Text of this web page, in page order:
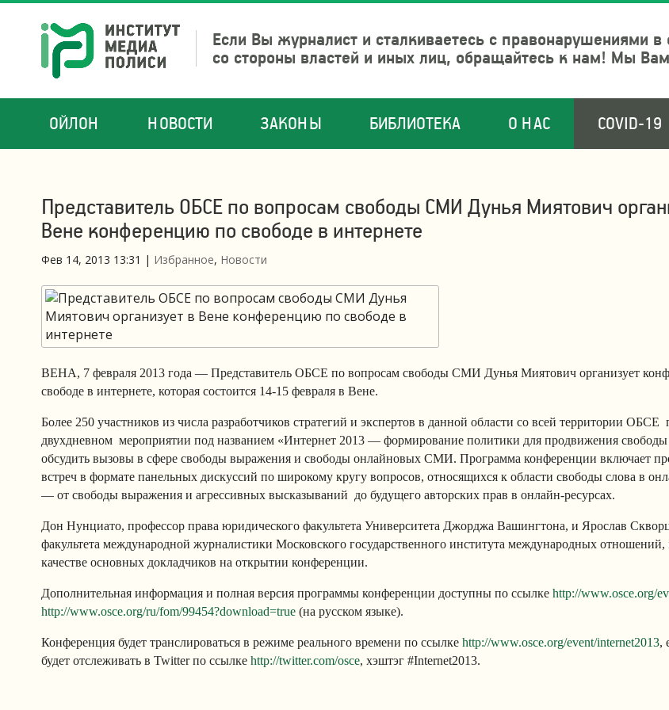
Если Вы журналист и сталкиваетесь с правонарушениями
со стороны властей и иных лиц, обращайтесь к нам! Мы
ОЙЛОН НОВОСТИ ЗАКОНЫ БИБЛИОТЕКА О НАС COVID-19
Представитель ОБСЕ по вопросам свободы СМИ Дунья Миятович
Вене конференцию по свободе в интернете
Фев 14, 2013 13:31 | Избранное, Новости
ВЕНА, 7 февраля 2013 года — Представитель ОБСЕ по вопросам свободы СМИ Дунья Миятович организует
свободе в интернете, которая состоится 14-15 февраля в Вене.
Более 250 участников из числа разработчиков стратегий и экспертов в данной области со всей территории ОБСЕ
двухдневном мероприятии под названием «Интернет 2013 — формирование политики для продвижения
обсудить вызовы в сфере свободы выражения и свободы онлайновых СМИ. Программа конференции включает
встреч в формате панельных дискуссий по широкому кругу вопросов, относящихся к области свободы слова в
— от свободы выражения и агрессивных высказываний до будущего авторских прав в онлайн-ресурсах.
Дон Нунциато, профессор права юридического факультета Университета Джорджа Вашингтона, и Ярослав
факультета международной журналистики Московского государственного института международных отношений,
качестве основных докладчиков на открытии конференции.
Дополнительная информация и полная версия программы конференции доступны по ссылке http://www.osce.org/
http://www.osce.org/ru/fom/99454?download=true (на русском языке).
Конференция будет транслироваться в режиме реального времени по ссылке http://www.osce.org/event/internet2013,
будет отслеживать в Twitter по ссылке http://twitter.com/osce, хэштэг #Internet2013.